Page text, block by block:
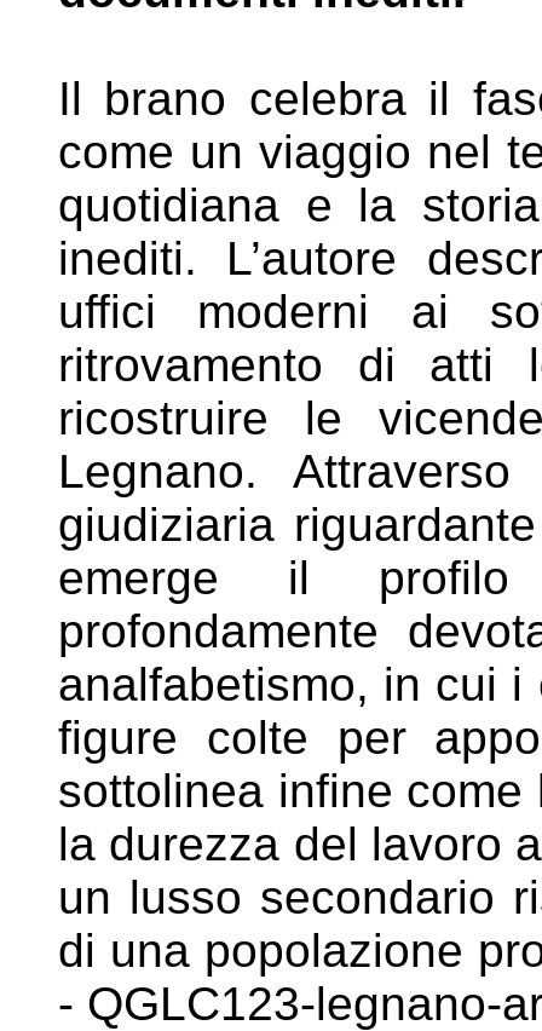
Il brano celebra il
come un viaggio nel
quotidiana e la
inediti. L’autore
uffici moderni ai
ritrovamento di atti
ricostruire le
Legnano.
giudiziaria
emerge il
profondamente
analfabetismo, in cui
figure colte per
sottolinea infine come
la durezza del lavoro
un lusso secondario
di una popolazione
- QGLC123-legnano-